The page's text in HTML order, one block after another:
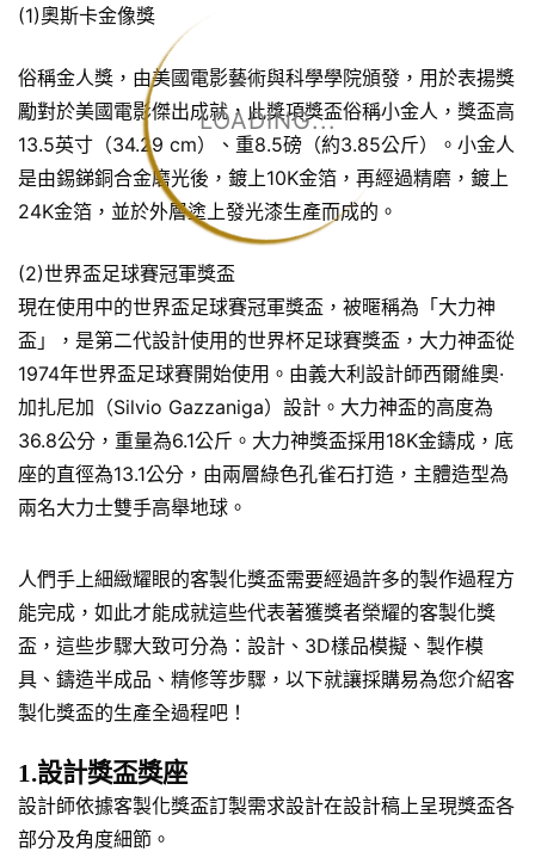
LOADING...
(1)奧斯卡金像獎
俗稱金人獎，由美國電影藝術與科學學院頒發，用於表揚獎
勵對於美國電影傑出成就，此獎項獎盃俗稱小金人，獎盃高
13.5英寸（34.29 cm）、重8.5磅（約3.85公斤）。小金人
是由錫銻銅合金磨光後，鍍上10K金箔，再經過精磨，鍍上
24K金箔，並於外層塗上發光漆生產而成的。
(2)世界盃足球賽冠軍獎盃
現在使用中的世界盃足球賽冠軍獎盃，被暱稱為「大力神
盃」，是第二代設計使用的世界杯足球賽獎盃，大力神盃從
1974年世界盃足球賽開始使用。由義大利設計師西爾維奧·
加扎尼加（Silvio Gazzaniga）設計。大力神盃的高度為
36.8公分，重量為6.1公斤。大力神獎盃採用18K金鑄成，底
座的直徑為13.1公分，由兩層綠色孔雀石打造，主體造型為
兩名大力士雙手高舉地球。
人們手上細緻耀眼的客製化獎盃需要經過許多的製作過程方
能完成，如此才能成就這些代表著獲獎者榮耀的客製化獎
盃，這些步驟大致可分為：設計、3D樣品模擬、製作模
具、鑄造半成品、精修等步驟，以下就讓採購易為您介紹客
製化獎盃的生產全過程吧！
1.設計獎盃獎座
設計師依據客製化獎盃訂製需求設計在設計稿上呈現獎盃各
部分及角度細節。